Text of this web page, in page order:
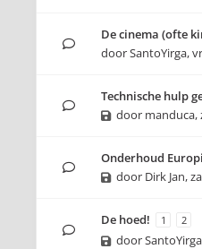
De cinema (ofte
doorSantoYirga,
Technische hulp
door manduca,
Onderhoud
door Dirk Jan,
De hoed! 1 2
doorSantoYirga